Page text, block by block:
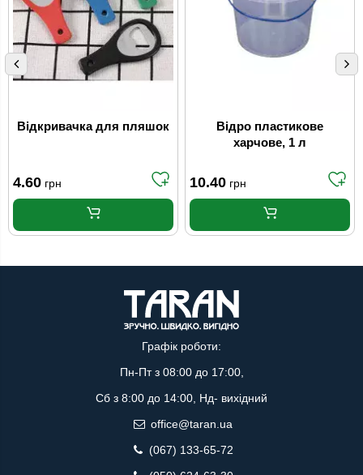
Відкривачка для пляшок
4.60 грн
Відро пластикове
харчове, 1 л
10.40 грн
Графік роботи:
Пн-Пт з 08:00 до 17:00,
Сб з 8:00 до 14:00, Нд- вихідний
office@taran.ua
(067) 133-65-72